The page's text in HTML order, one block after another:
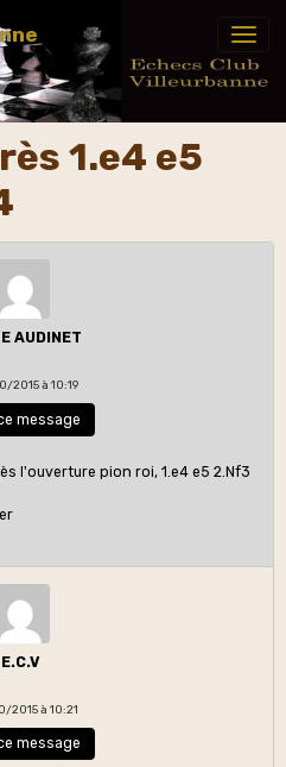
1.e4 e5
AUDINET
2015 à 10:19
message
l'ouverture pion roi, 1.e4 e5 2.Nf3
E.C.V
2015 à 10:21
message